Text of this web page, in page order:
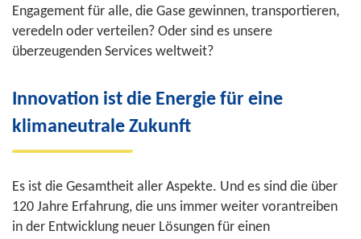
Engagement für alle, die Gase gewinnen, transportieren,
veredeln oder verteilen? Oder sind es unsere
überzeugenden Services weltweit?
Innovation ist die Energie für eine
klimaneutrale Zukunft
Es ist die Gesamtheit aller Aspekte. Und es sind die über
120 Jahre Erfahrung, die uns immer weiter vorantreiben
in der Entwicklung neuer Lösungen für einen